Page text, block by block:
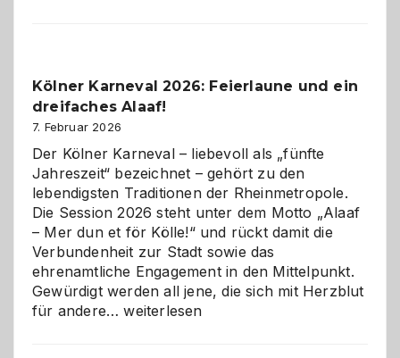
geworden
Kölner Karneval 2026: Feierlaune und ein
dreifaches Alaaf!
7. Februar 2026
Der Kölner Karneval – liebevoll als „fünfte
Jahreszeit“ bezeichnet – gehört zu den
lebendigsten Traditionen der Rheinmetropole.
Die Session 2026 steht unter dem Motto „Alaaf
– Mer dun et för Kölle!“ und rückt damit die
Verbundenheit zur Stadt sowie das
ehrenamtliche Engagement in den Mittelpunkt.
Gewürdigt werden all jene, die sich mit Herzblut
für andere…Kölner
weiterlesen